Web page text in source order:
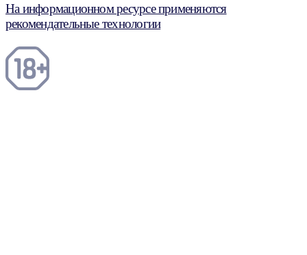
На информационном ресурсе применяются
рекомендательные технологии